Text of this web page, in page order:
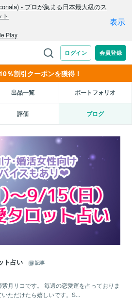
％割引クーポンを獲得！
出品一覧 ポートフォリオ
評価 ブログ
ト占い
記事
月リコです。 毎週の恋愛運を占っておりま
ただけたら嬉しいです。S...